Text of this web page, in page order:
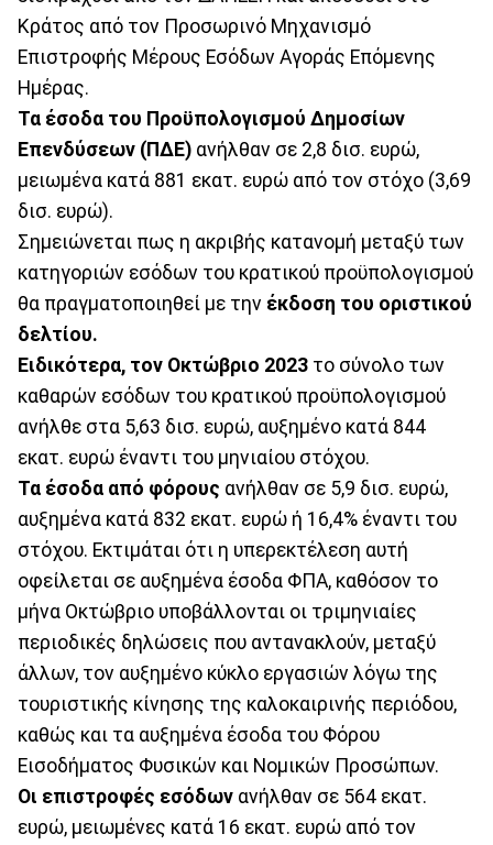
Κράτος από τον Προσωρινό Μηχανισμό
Επιστροφής Μέρους Εσόδων Αγοράς Επόμενης
Ημέρας.
Τα έσοδα του Προϋπολογισμού Δημοσίων
Επενδύσεων (ΠΔΕ) ανήλθαν σε 2,8 δισ. ευρώ,
μειωμένα κατά 881 εκατ. ευρώ από τον στόχο (3,69
δισ. ευρώ).
Σημειώνεται πως η ακριβής κατανομή μεταξύ των
κατηγοριών εσόδων του κρατικού προϋπολογισμού
θα πραγματοποιηθεί με την έκδοση του οριστικού
δελτίου.
Ειδικότερα, τον Οκτώβριο 2023 το σύνολο των
καθαρών εσόδων του κρατικού προϋπολογισμού
ανήλθε στα 5,63 δισ. ευρώ, αυξημένο κατά 844
εκατ. ευρώ έναντι του μηνιαίου στόχου.
Τα έσοδα από φόρους ανήλθαν σε 5,9 δισ. ευρώ,
αυξημένα κατά 832 εκατ. ευρώ ή 16,4% έναντι του
στόχου. Εκτιμάται ότι η υπερεκτέλεση αυτή
οφείλεται σε αυξημένα έσοδα ΦΠΑ, καθόσον το
μήνα Οκτώβριο υποβάλλονται οι τριμηνιαίες
περιοδικές δηλώσεις που αντανακλούν, μεταξύ
άλλων, τον αυξημένο κύκλο εργασιών λόγω της
τουριστικής κίνησης της καλοκαιρινής περιόδου,
καθώς και τα αυξημένα έσοδα του Φόρου
Εισοδήματος Φυσικών και Νομικών Προσώπων.
Οι επιστροφές εσόδων ανήλθαν σε 564 εκατ.
ευρώ, μειωμένες κατά 16 εκατ. ευρώ από τον